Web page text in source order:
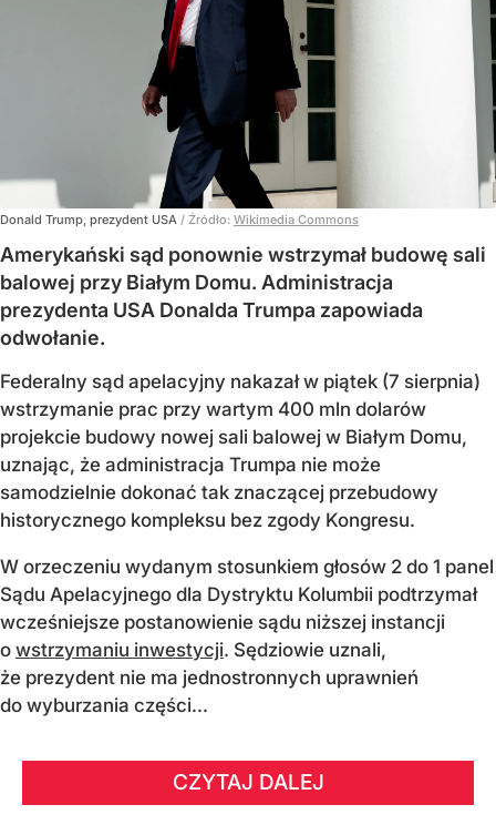
Donald Trump, prezydent USA / Źródło: Wikimedia Commons
Amerykański sąd ponownie wstrzymał budowę sali
balowej przy Białym Domu. Administracja
prezydenta USA Donalda Trumpa zapowiada
odwołanie.
Federalny sąd apelacyjny nakazał w piątek (7 sierpnia)
wstrzymanie prac przy wartym 400 mln dolarów
projekcie budowy nowej sali balowej w Białym Domu,
uznając, że administracja Trumpa nie może
samodzielnie dokonać tak znaczącej przebudowy
historycznego kompleksu bez zgody Kongresu.
W orzeczeniu wydanym stosunkiem głosów 2 do 1 panel
Sądu Apelacyjnego dla Dystryktu Kolumbii podtrzymał
wcześniejsze postanowienie sądu niższej instancji
o wstrzymaniu inwestycji. Sędziowie uznali,
że prezydent nie ma jednostronnych uprawnień
do wyburzania części...
CZYTAJ DALEJ